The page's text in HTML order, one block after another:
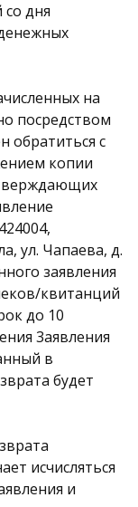
со дня
на
посредством
обратиться с
копии
ул. Чапаева, д.
заявления
квитанций
до 10
3аявления
в
будет
исчисляться
и